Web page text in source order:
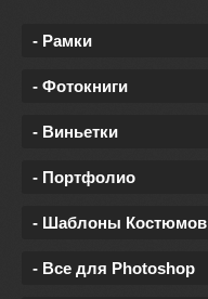
- Рамки
- Фотокниги
- Виньетки
- Портфолио
- Шаблоны Костюмов
- Все для Photoshop